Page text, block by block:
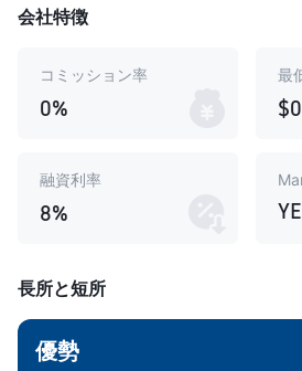
会社特徴
コミッション率
0%
最
$0
融資利率
8%
長所と短所
優勢